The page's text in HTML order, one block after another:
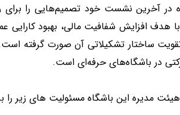
در آخرین نشست خود تصمیم‌هایی را برای
هدف افزایش شفافیت مالی، بهبود
ساختار تشکیلاتی آن صورت گرفته است.
در باشگاه‌های حرفه‌ای است.
مدیره این باشگاه مسئولیت های زیر را